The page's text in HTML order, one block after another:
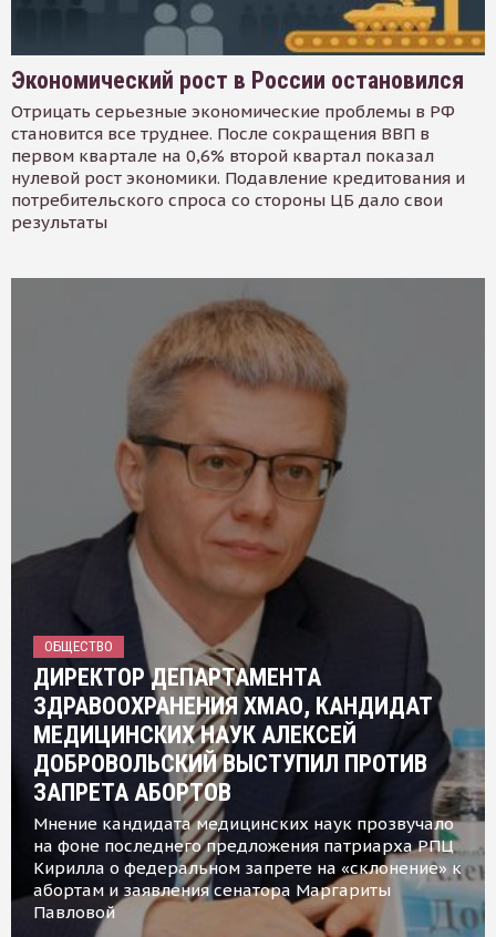
Экономический рост в России остановился
Отрицать серьезные экономические проблемы в РФ
становится все труднее. После сокращения ВВП в
первом квартале на 0,6% второй квартал показал
нулевой рост экономики. Подавление кредитования и
потребительского спроса со стороны ЦБ дало свои
результаты
ОБЩЕСТВО
ДИРЕКТОР ДЕПАРТАМЕНТА
ЗДРАВООХРАНЕНИЯ ХМАО, КАНДИДАТ
МЕДИЦИНСКИХ НАУК АЛЕКСЕЙ
ДОБРОВОЛЬСКИЙ ВЫСТУПИЛ ПРОТИВ
ЗАПРЕТА АБОРТОВ
Мнение кандидата медицинских наук прозвучало
на фоне последнего предложения патриарха РПЦ
Кирилла о федеральном запрете на «склонение» к
абортам и заявления сенатора Маргариты
Павловой